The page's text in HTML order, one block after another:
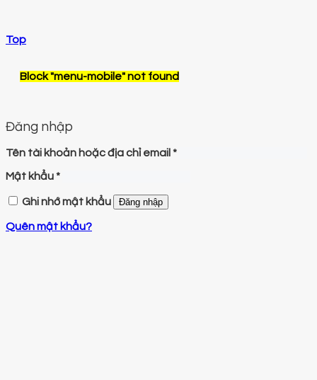
Top
Block"menu-mobile"not found
Đăng nhập
Tên tài khoản hoặc địa chỉ email *
Mật khẩu*
Ghi nhớ mật khẩu Đăng nhập
Quên mật khẩu?